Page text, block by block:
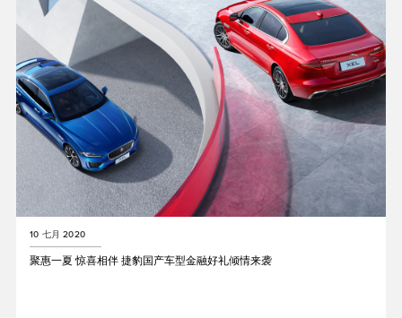
10 七月 2020
聚惠一夏 惊喜相伴 捷豹国产车型金融好礼倾情来袭